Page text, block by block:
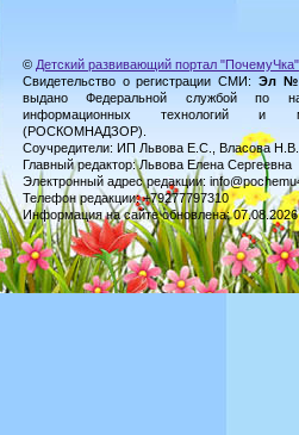
© Детский развивающий портал "ПочемуЧка"
Свидетельство о регистрации СМИ: Эл
выдано Федеральной службой по
информационных технологий и
(РОСКОМНАДЗОР).
Соучредители: ИП Львова Е.С., Власова Н.В.
Главный редактор: Львова Елена Сергеевна
Электронный адрес редакции:
Телефон редакции: +79277797310
Информация на сайте обновлена: 07.08.2026